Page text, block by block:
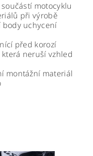
motocyklu
při výrobě
body uchycení
před korozí
neruší vzhled
montážní materiál